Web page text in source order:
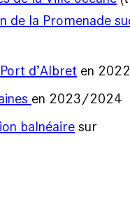
de la Promenade
d’Albret en 2022
en 2023/2024
balnéaire sur